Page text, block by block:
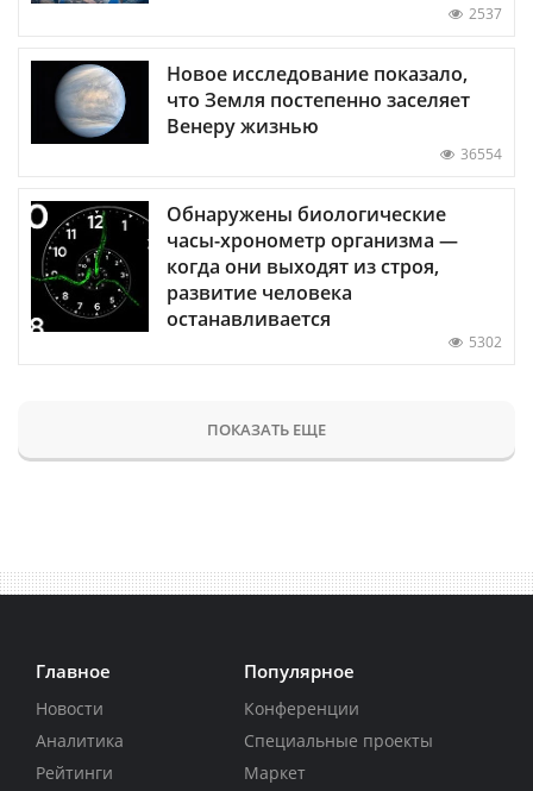
2537
Новое исследование показало,
что Земля постепенно заселяет
Венеру жизнью
36554
Обнаружены биологические
часы-хронометр организма —
когда они выходят из строя,
развитие человека
останавливается
5302
ПОКАЗАТЬ ЕЩЕ
Главное
Новости
Аналитика
Рейтинги
Популярное
Конференции
Специальные проекты
Маркет